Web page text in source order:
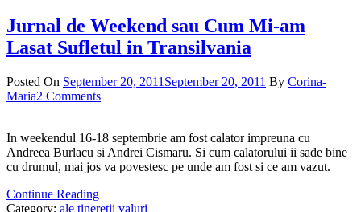
Jurnal de Weekend sau Cum Mi-am
Lasat Sufletul in Transilvania
Posted On September 20, 2011 September 20, 2011 By Corina-
Maria2 Comments
In weekendul 16-18 septembrie am fost calator impreuna cu
Andreea Burlacu si Andrei Cismaru. Si cum calatorului ii sade bine
cu drumul, mai jos va povestesc pe unde am fost si ce am vazut.
Continue Reading
Category: ale tineretii valuri